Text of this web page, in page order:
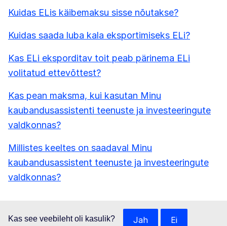
Kuidas ELis käibemaksu sisse nõutakse?
Kuidas saada luba kala eksportimiseks ELi?
Kas ELi eksporditav toit peab pärinema ELi
volitatud ettevõttest?
Kas pean maksma, kui kasutan Minu
kaubandusassistenti teenuste ja investeeringute
valdkonnas?
Millistes keeltes on saadaval Minu
kaubandusassistent teenuste ja investeeringute
valdkonnas?
Kas see veebileht oli kasulik? Jah Ei